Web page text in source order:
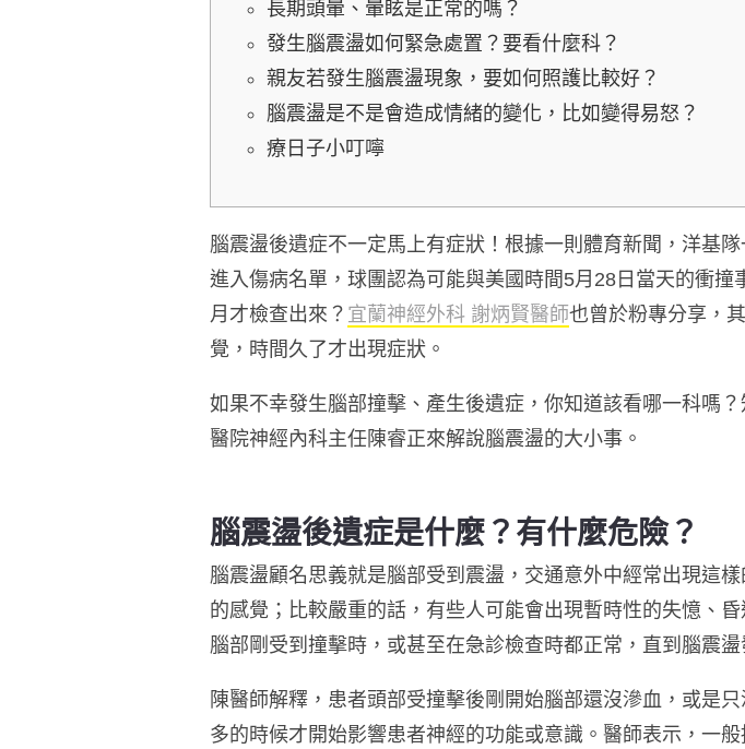
長期頭暈、暈眩是正常的嗎？
發生腦震盪如何緊急處置？要看什麼科？
親友若發生腦震盪現象，要如何照護比較好？
腦震盪是不是會造成情緒的變化，比如變得易怒？
療日子小叮嚀
腦震盪後遺症不一定馬上有症狀！根據一則體育新聞，洋基
進入傷病名單，球團認為可能與美國時間5月28日當天的衝
月才檢查出來？ 宜蘭神經外科 謝炳賢醫師也曾於粉專分享，
覺，時間久了才出現症狀。
如果不幸發生腦部撞擊、產生後遺症，你知道該看哪一科嗎
醫院神經內科主任陳睿正來解說腦震盪的大小事。
腦震盪後遺症是什麼？有什麼危險？
腦震盪顧名思義就是腦部受到震盪，交通意外中經常出現這
的感覺；比較嚴重的話，有些人可能會出現暫時性的失憶、
腦部剛受到撞擊時，或甚至在急診檢查時都正常，直到腦震
陳醫師解釋，患者頭部受撞擊後剛開始腦部還沒滲血，或是
多的時候才開始影響患者神經的功能或意識。醫師表示，一